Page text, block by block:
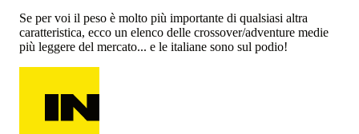
Se per voi il peso è molto più importante di qualsiasi altra
caratteristica, ecco un elenco delle crossover/adventure medie
più leggere del mercato... e le italiane sono sul podio!